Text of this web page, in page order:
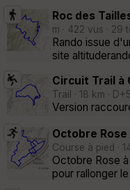
Roc des
m · 422 vus · 29
Rando issue
site
Circuit Trail à
Trail · 18 km ·
Version
Octobre Rose
Course à pied ·
Octobre Rose
pour rallonger